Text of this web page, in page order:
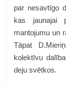
par nesavtīgo
kas jaunajai
mantojumu un
Tāpat
kolektīvu
deju svētkos.